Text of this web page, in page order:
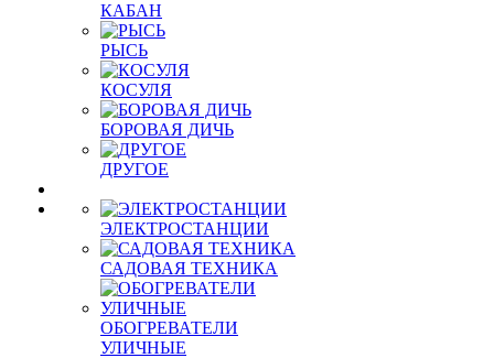
КАБАН
РЫСЬ
КОСУЛЯ
БОРОВАЯ ДИЧЬ
ДРУГОЕ
ЭЛЕКТРОСТАНЦИИ
САДОВАЯ ТЕХНИКА
ОБОГРЕВАТЕЛИ
УЛИЧНЫЕ